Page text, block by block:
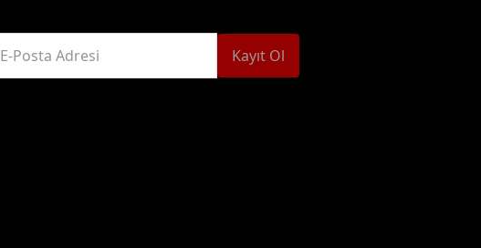
E-Posta Adresi Kayıt Ol